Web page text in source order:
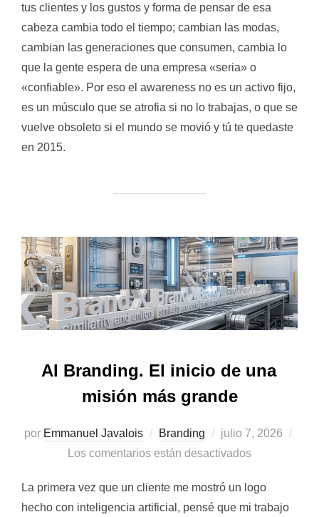
tus clientes y los gustos y forma de pensar de esa
cabeza cambia todo el tiempo; cambian las modas,
cambian las generaciones que consumen, cambia lo
que la gente espera de una empresa «seria» o
«confiable». Por eso el awareness no es un activo fijo,
es un músculo que se atrofia si no lo trabajas, o que se
vuelve obsoleto si el mundo se movió y tú te quedaste
en 2015.
AI Branding. El inicio de una
misión más grande
por Emmanuel Javalois Branding
Publicado
el
julio 7, 2026
Los comentarios están desactivados
La primera vez que un cliente me mostró un logo
hecho con inteligencia artificial, pensé que mi trabajo